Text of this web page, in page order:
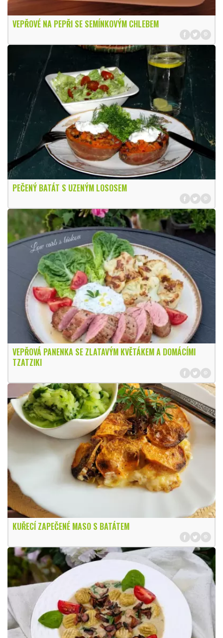
VEPŘOVÉ NA PEPŘI SE SEMÍNKOVÝM CHLEBEM
PEČENÝ BATÁT S UZENÝM LOSOSEM
VEPŘOVÁ PANENKA SE ZLATAVÝM KVĚTÁKEM A DOMÁCÍMI
TZATZIKI
KUŘECÍ ZAPEČENÉ MASO S BATÁTEM